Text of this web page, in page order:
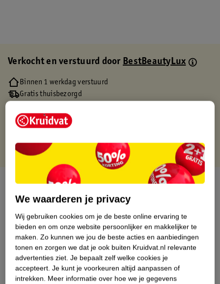
Verkocht en verstuurd doorBestBeautyLux
Binnen 1 werkdag verstuurd
Gratis thuisbezorgd
Gratis punten met je Kruidvat kaart
Over dit product
Productinformatie
Etiketinformatie
Nature Impact Score
Dit product heeft (nog) geen Nature
We waarderen je privacy
Wij gebruiken cookies om je de beste online ervaring te
bieden en om onze website persoonlijker en makkelijker te
maken. Zo kunnen we jou de beste acties en aanbiedingen
tonen en zorgen we dat je ook buiten Kruidvat.nl relevante
advertenties ziet. Je bepaalt zelf welke cookies je
accepteert. Je kunt je voorkeuren altijd aanpassen of
intrekken. Meer informatie over hoe we je gegevens